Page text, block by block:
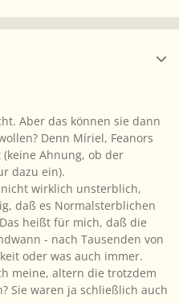
Aber das können sie dann
Denn Míriel, Feanors
Ahnung, ob der
dazu ein).
wirklich unsterblich,
daß es Normalsterblichen
heißt für mich, daß die
- nach Tausenden von
oder was auch immer.
meine, altern die trotzdem
Sie waren ja schließlich auch